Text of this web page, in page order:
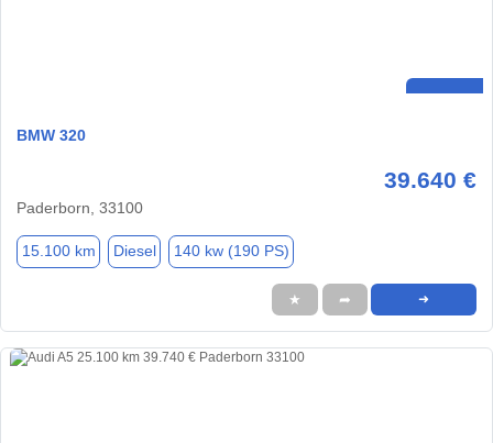
BMW 320
39.640 €
Paderborn, 33100
15.100 km Diesel 140 kw (190 PS)
★ ➦ ➜